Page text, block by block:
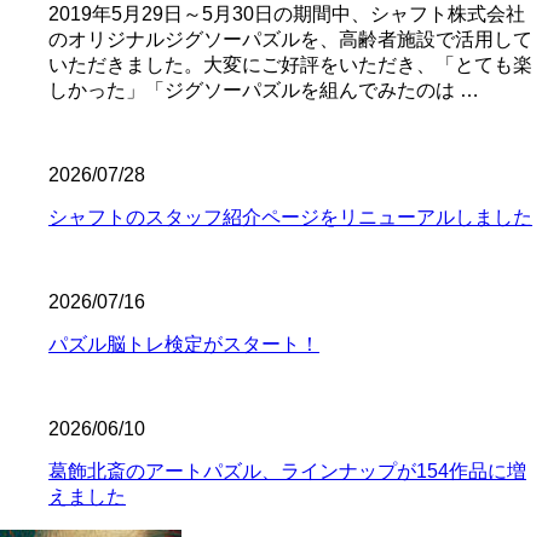
2019年5月29日～5月30日の期間中、シャフト株式会社
のオリジナルジグソーパズルを、高齢者施設で活用して
いただきました。大変にご好評をいただき、「とても楽
しかった」「ジグソーパズルを組んでみたのは …
2026/07/28
シャフトのスタッフ紹介ページをリニューアルしました
2026/07/16
パズル脳トレ検定がスタート！
2026/06/10
葛飾北斎のアートパズル、ラインナップが154作品に増
えました